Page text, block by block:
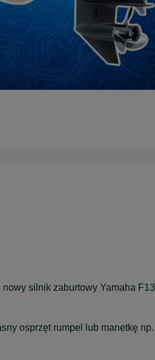
silnik zaburtowy Yamaha
osprzęt rumpel lub manetkę